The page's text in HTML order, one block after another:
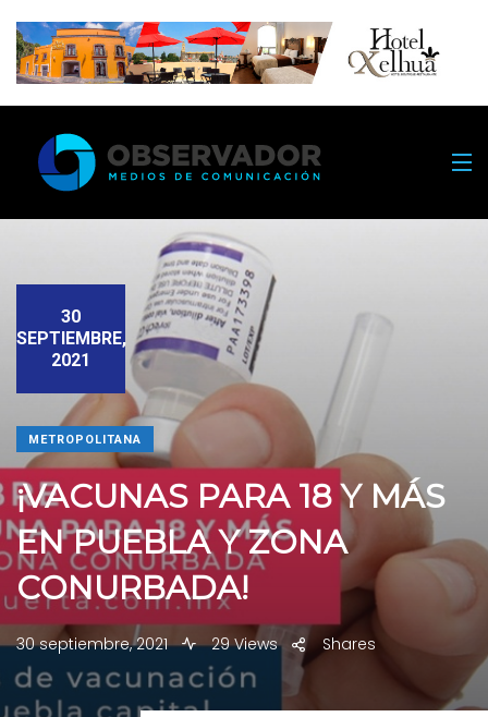
30
SEPTIEMBRE,
2021
METROPOLITANA
¡VACUNAS PARA 18 Y MÁS
EN PUEBLA Y ZONA
CONURBADA!
30 septiembre, 2021 29 Views Shares